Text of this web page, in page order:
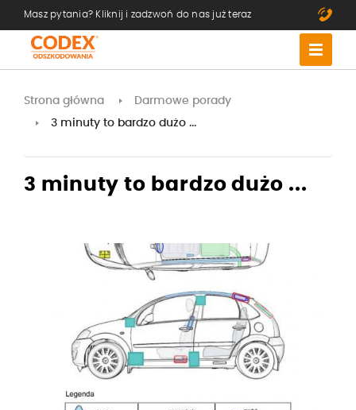
Masz pytania? Kliknij i zadzwoń do nas już teraz
Strona główna
Darmowe porady
3 minuty to bardzo dużo ...
3 minuty to bardzo dużo ...